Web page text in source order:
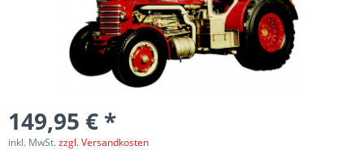
149,95 € *
inkl. MwSt.zzgl. Versandkosten